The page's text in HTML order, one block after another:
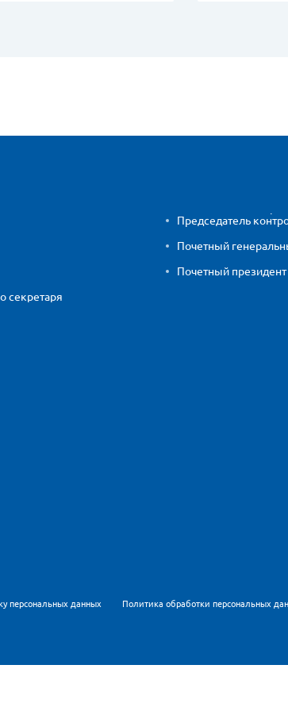
секретаря
Председатель
Почетный
Почетный президент
персональных данных Политика обработки персональных